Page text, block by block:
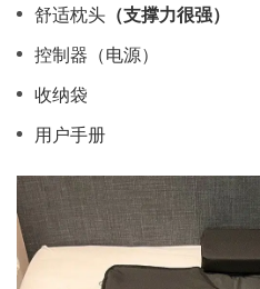
舒适枕头 （支撑力很强）
控制器（电源）
收纳袋
用户手册